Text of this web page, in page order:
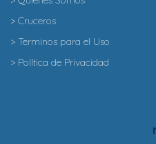
> Cruceros
> Terminos para el Uso
> Política de Privacidad